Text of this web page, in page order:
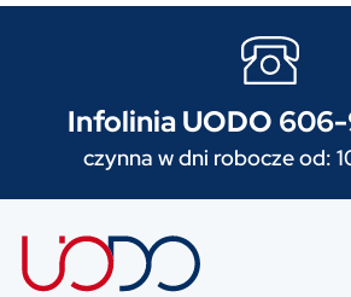
Infolinia UODO
czynna w dni robocze od: